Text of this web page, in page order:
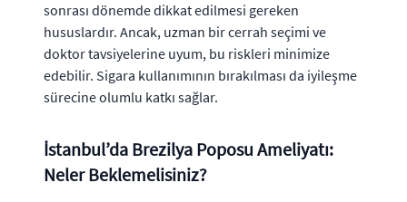
sonrası dönemde dikkat edilmesi gereken
hususlardır. Ancak, uzman bir cerrah seçimi ve
doktor tavsiyelerine uyum, bu riskleri minimize
edebilir. Sigara kullanımının bırakılması da iyileşme
sürecine olumlu katkı sağlar.
İstanbul’da Brezilya Poposu Ameliyatı:
Neler Beklemelisiniz?